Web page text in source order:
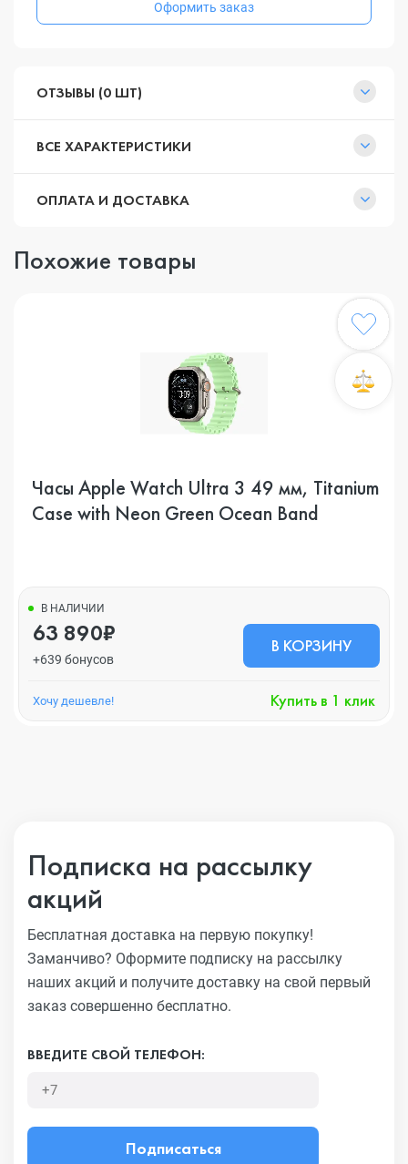
Оформить заказ
ОТЗЫВЫ (0 ШТ)
ВСЕ ХАРАКТЕРИСТИКИ
ОПЛАТА И ДОСТАВКА
Похожие товары
Часы Apple Watch Ultra 3 49 мм, Titanium
Case with Neon Green Ocean Band
В НАЛИЧИИ
63 890₽
+639 бонусов
В КОРЗИНУ
Хочу дешевле! Купить в 1 клик
Подписка на рассылку
акций
Бесплатная доставка на первую покупку!
Заманчиво? Оформите подписку на рассылку
наших акций и получите доставку на свой первый
заказ совершенно бесплатно.
ВВЕДИТЕ СВОЙ ТЕЛЕФОН:
Подписаться